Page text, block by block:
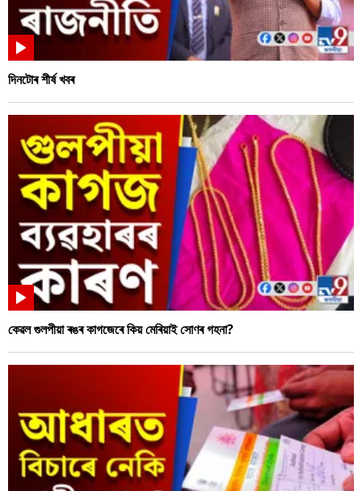
দিনটোৰ শীৰ্ষ খবৰ
কেৱল গুলপীয়া ৰঙৰ কাগজেৰে কিয় মেৰিয়াই সোণৰ গহনা?